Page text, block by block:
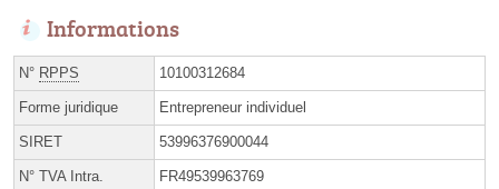
Informations
N° RPPS 10100312684
Forme juridique Entrepreneur individuel
SIRET 53996376900044
N° TVA Intra. FR49539963769